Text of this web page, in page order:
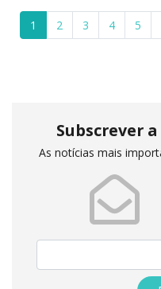
1 2 3 4 5
Subscrever
As notícias mais